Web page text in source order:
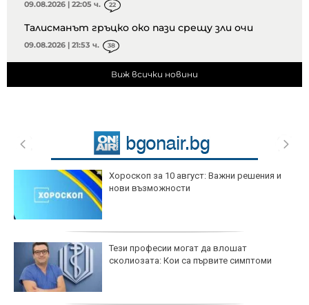
09.08.2026 | 22:05 ч. 22
Талисманът гръцко око пази срещу зли очи
09.08.2026 | 21:53 ч. 38
Виж всички новини
Хороскоп за 10 август: Важни решения и
нови възможности
Тези професии могат да влошат
сколиозата: Кои са първите симптоми